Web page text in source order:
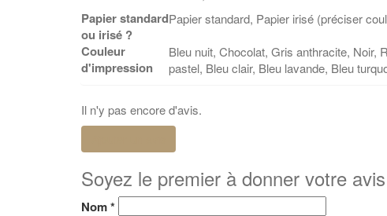
Papier standard
ou irisé ?
Papier standard, Papier irisé (préciser
Couleur
d'impression
Bleu nuit, Chocolat, Gris anthracite, Noir,
pastel, Bleu clair, Bleu lavande, Bleu
Il n'y pas encore d'avis.
Soyez le premier à donner votre
Nom*